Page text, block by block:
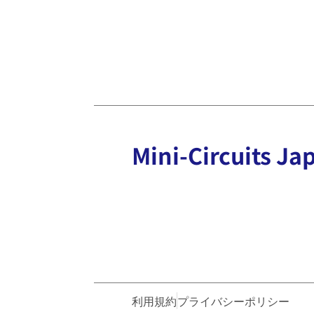
Mini-Circuits
利用規約プライバシーポリシー